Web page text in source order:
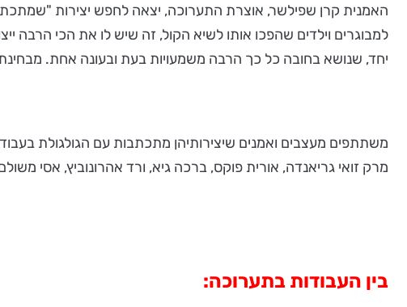
האמנית קרן שפילשר, אוצרת התערוכה, יצאה לחפש יצירות
למבוגרים וילדים שהפכו אותו לשיא הקול, זה שיש לו את הכי הרבה
יחד, שנושא בחובה כל כך הרבה משמעויות בעת ובעונה אחת.
משתתפים מעצבים ואמנים שיצירותיהן מתכתבות עם הגולגולת
מרק זואי גריאנדה, אורית פוקס, ברכה גיא, ורד אהרונוביץ, אסי
בין העבודות בתערוכה: